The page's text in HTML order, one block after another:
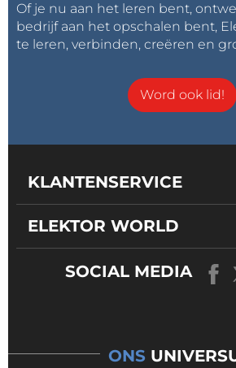
Of je nu aan het leren bent,
bedrijf aan het opschalen bent,
te leren, verbinden, creëren en
Word ook lid!
KLANTENSERVICE
ELEKTOR WORLD
SOCIAL MEDIA
ONS